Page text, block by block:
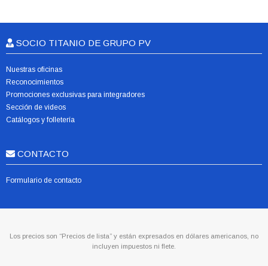
SOCIO TITANIO DE GRUPO PV
Nuestras oficinas
Reconocimientos
Promociones exclusivas para integradores
Sección de videos
Catálogos y folletería
CONTACTO
Formulario de contacto
Los precios son “Precios de lista” y están expresados en dólares americanos, no
incluyen impuestos ni flete.